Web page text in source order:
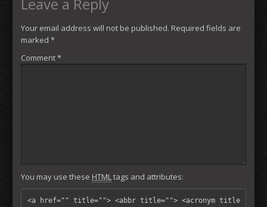
Your email address will not be published. Required fields are
marked *
Comment*
You may use these HTMLtags and attributes:
<a href="" title=""> <abbr title=""> <acronym title